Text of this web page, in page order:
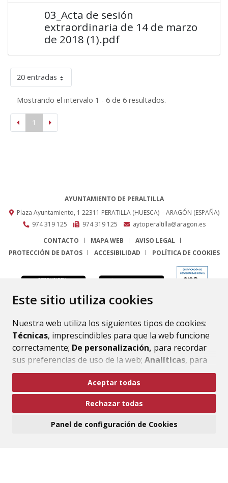
Este sitio utiliza cookies
Nuestra web utiliza los siguientes tipos de cookies:
Técnicas, imprescindibles para que la web funcione
correctamente; De personalización, para recordar
sus preferencias de uso de la web; Analíticas, para
mejorar el funcionamiento de la web y sus servicios.
Si acepta pulsando el botón“Aceptar todas”
consideramos que acepta su uso. Si pulsa el botón
ninguna acción, se guardarán las cookies técnicas
Aceptar todas
Rechazar todas
Panel de configuración de Cookies
03_Acta de sesión
extraordinaria de 14 de marzo
de 2018 (1).pdf
20 entradas
Mostrando el intervalo 1 - 6 de 6 resultados.
1
AYUNTAMIENTO DE PERALTILLA
Plaza Ayuntamiento, 1 22311 PERATILLA (HUESCA) - ARAGÓN (ESPAÑA)
974 319 125
974 319 125
aytoperaltilla@aragon.es
CONTACTO
MAPA WEB
AVISO LEGAL
PROTECCIÓN DE DATOS
ACCESIBILIDAD POLÍTICA DE COOKIES